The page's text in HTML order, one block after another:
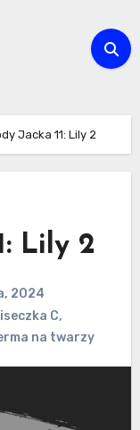
Jacka 11: Lily 2
Lily 2
2024
C,
na twarzy